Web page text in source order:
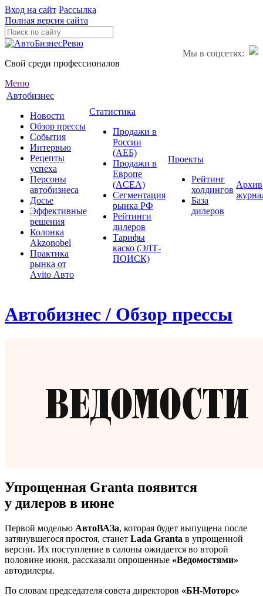
Вход на сайт Рассылка
Полная версия сайта
Мы в соцсетях:
Свой среди профессионалов
Меню
Автобизнес
Новости
Обзор прессы
События
Интервью
Рецепты
успеха
Персоны
автобизнеса
Досье
Эффективные
решения
Колонка
Akzonobel
Практика
рынка от
Аvito Авто
Статистика
Продажи в
России
(АЕБ)
Продажи в
Европе
(ACEA)
Сегментация
рынка РФ
Рейтинги
дилеров
Тарифы
каско (ЭЛТ-
ПОИСК)
Проекты
Рейтинг
холдингов
База
дилеров
Архив
Автобизнес / Обзор прессы
Упрощенная Granta появится
у дилеров в июне
Первой моделью АвтоВАЗа, которая будет выпущена после
затянувшегося простоя, станет Lada Granta в упрощенной
версии. Их поступление в салоны ожидается во второй
половине июня, рассказали опрошенные «Ведомостями»
автодилеры.
По словам председателя совета директоров «БН-Моторс»